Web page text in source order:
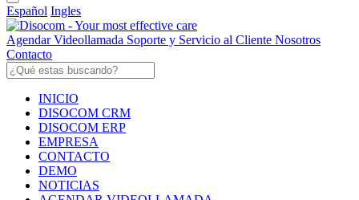
Español Ingles
Agendar Videollamada Soporte y Servicio al Cliente Nosotros
Contacto
INICIO
DISOCOM CRM
DISOCOM ERP
EMPRESA
CONTACTO
DEMO
NOTICIAS